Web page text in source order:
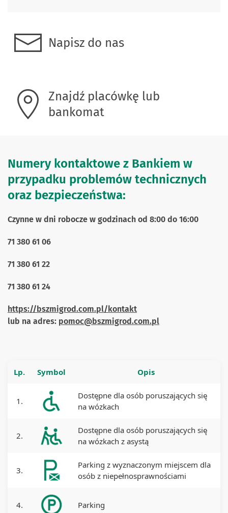
Napisz do nas
Znajdź placówkę lub
bankomat
Numery kontaktowe z Bankiem w
przypadku problemów technicznych
oraz bezpieczeństwa:
Czynne w dni robocze w godzinach od 8:00 do 16:00
71 380 61 06
71 380 61 22
71 380 61 24
https://bszmigrod.com.pl/kontakt
lub na adres: pomoc@bszmigrod.com.pl
Lp. Symbol Opis
1.
Dostępne dla osób poruszających się
na wózkach
2.
Dostępne dla osób poruszających się
na wózkach z asystą
3.
Parking z wyznaczonym miejscem dla
osób z niepełnosprawnościami
4. Parking